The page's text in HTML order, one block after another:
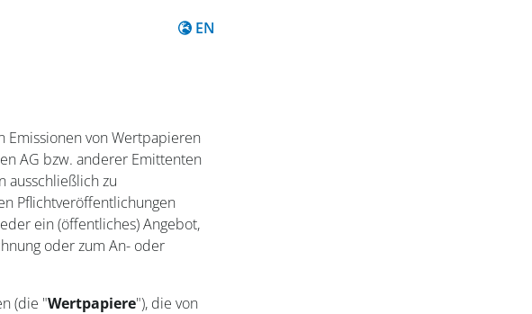
Content in English
EN
Emissionen von Wertpapieren
AG bzw. anderer Emittenten
ausschließlich zu
Pflichtveröffentlichungen
ein (öffentliches) Angebot,
oder zum An- oder
(die "Wertpapiere"), die von